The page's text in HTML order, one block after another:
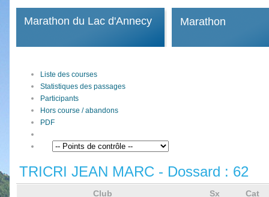
Marathon du Lac d'Annecy Marathon
Liste des courses
Statistiques des passages
Participants
Hors course / abandons
PDF
TRICRI JEAN MARC - Dossard : 62
Club Sx
Cat